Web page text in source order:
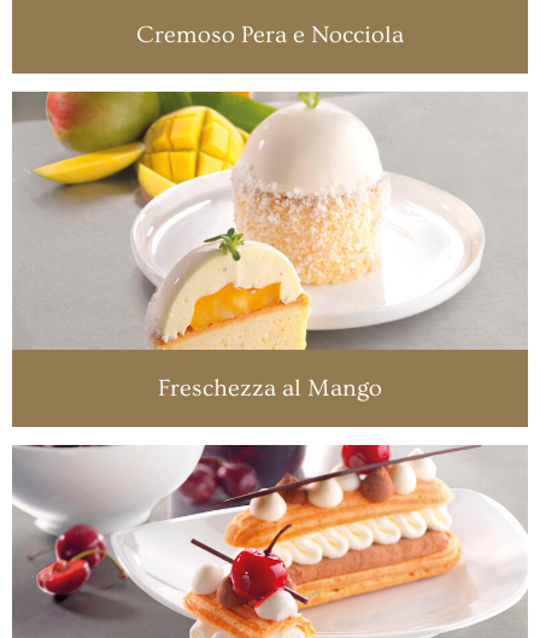
Cremoso Pera e Nocciola
Freschezza al Mango